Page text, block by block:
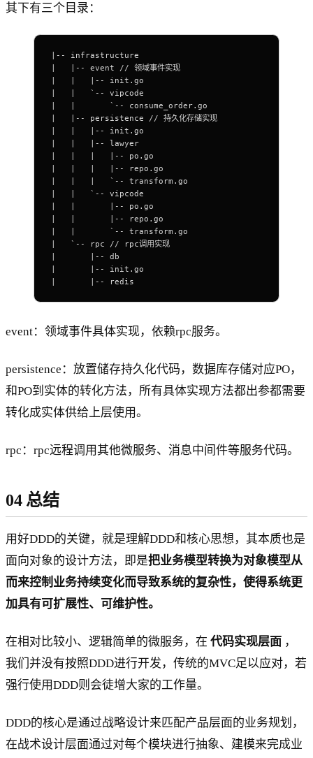
其下有三个目录：
|-- infrastructure
|   |-- event // 领域事件实现
|   |   |-- init.go
|   |   `-- vipcode
|   |       `-- consume_order.go
|   |-- persistence // 持久化存储实现
|   |   |-- init.go
|   |   |-- lawyer
|   |   |   |-- po.go
|   |   |   |-- repo.go
|   |   |   `-- transform.go
|   |   `-- vipcode
|   |       |-- po.go
|   |       |-- repo.go
|   |       `-- transform.go
|   `-- rpc // rpc调用实现
|       |-- db
|       |-- init.go
|       |-- redis
event：领域事件具体实现，依赖rpc服务。
persistence：放置储存持久化代码，数据库存储对应PO，
和PO到实体的转化方法，所有具体实现方法都出参都需要
转化成实体供给上层使用。
rpc：rpc远程调用其他微服务、消息中间件等服务代码。
04 总结
用好DDD的关键，就是理解DDD和核心思想，其本质也是
面向对象的设计方法，即是把业务模型转换为对象模型从
而来控制业务持续变化而导致系统的复杂性，使得系统更
加具有可扩展性、可维护性。
在相对比较小、逻辑简单的微服务，在 代码实现层面 ，
我们并没有按照DDD进行开发，传统的MVC足以应对，若
强行使用DDD则会徒增大家的工作量。
DDD的核心是通过战略设计来匹配产品层面的业务规划，
在战术设计层面通过对每个模块进行抽象、建模来完成业